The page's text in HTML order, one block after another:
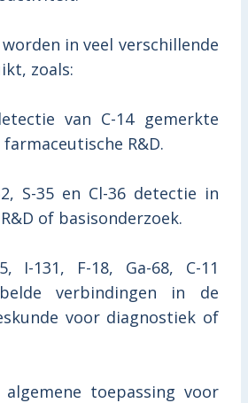
in veel verschillende
zoals:
van C-14 gemerkte
R&D.
S-35 en Cl-36 detectie in
of basisonderzoek.
I-131, F-18, Ga-68, C-11
verbindingen in de
voor diagnostiek of
toepassing voor